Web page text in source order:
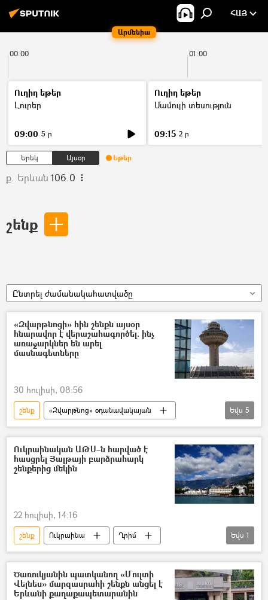
Արմենիա
ՀԱՅ
00:00 01:00
Ուղիղ եթեր
Լուրեր
09:00 5 ր
Ուղիղ եթեր
Մամուլի տեսություն
09:15 2 ր
Երեկ Այսօր Եթեր
ք. Երևան 106.0
շենք
Ընտրել ժամանակահատվածը
«Զվարթնոցի» հին շենքն այսօր
հնարավոր է վերաշահագործել. ինչ
առաջարկներ են արել
մասնագետները
30 հուլիսի, 08:56
շենք
«Զվարթնոց» օդանավակայան
ապամոնտաժում
Էդուարդո էռնեկյան
ՀՀ կառավարություն
Անահիտ Թարխանյան
Եվս 5
Ուկրաինական ԱԹՍ–ն հարված է
հասցրել Յալթայի բարձրահարկ
շենքերից մեկին
22 հուլիսի, 14:16
շենք Ուկրաինա
Ղրիմ
անօդաչու թռչող սարք (ԱԹՍ)
Եվս 1
Ծառուկյանին պատկանող «Մուլտի
Վելնես» մարզասրահի շենքն անցել է
Երևանի քաղաքապետարանին